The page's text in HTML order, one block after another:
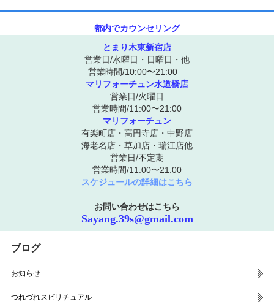
都内でカウンセリング
とまり木東新宿店
営業日/水曜日・日曜日・他
営業時間/10:00〜21:00
マリフォーチュン水道橋店
営業日/火曜日
営業時間/11:00〜21:00
マリフォーチュン
有楽町店・高円寺店・中野店
海老名店・草加店・瑞江店他
営業日/不定期
営業時間/11:00〜21:00
スケジュールの詳細はこちら
お問い合わせはこちら
Sayang.39s@gmail.com
ブログ
お知らせ
つれづれスピリチュアル